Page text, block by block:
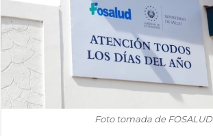
Foto tomada de FOSALUD